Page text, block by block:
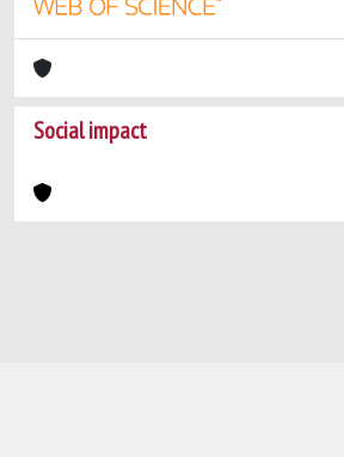
Social impact